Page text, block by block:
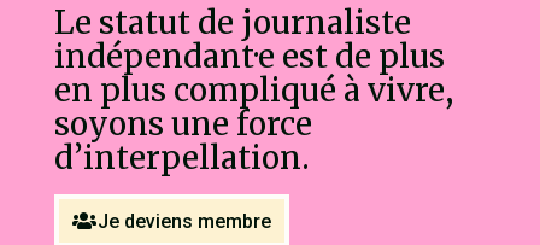
Le statut de journaliste
indépendant·e est de plus
en plus compliqué à vivre,
soyons une force
d’interpellation.
Je deviens membre